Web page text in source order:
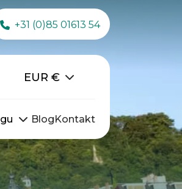
+31 (0)85 01613 54
EUR €
BlogKontakt